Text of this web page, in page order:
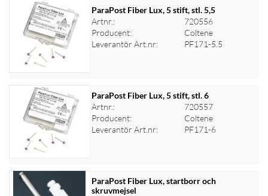
Logga in för priser
ParaPost Fiber Lux, 5 stift, stl. 5,5
Artnr.:
720556
Producent:
Coltene
Leverantör Art.nr:
PF171-5.5
Logga in för priser
ParaPost Fiber Lux, 5 stift, stl. 6
Artnr.:
720557
Producent:
Coltene
Leverantör Art.nr:
PF171-6
ParaPost Fiber Lux, startborr och
skruvmejsel